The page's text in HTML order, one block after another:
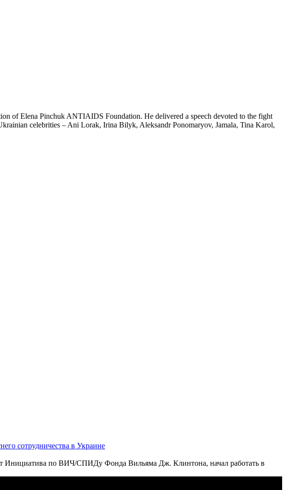
of Elena Pinchuk ANTIAIDS Foundation. He delivered a speech devoted to the fight
celebrities – Ani Lorak, Irina Bilyk, Aleksandr Ponomaryov, Jamala, Tina Karol,
сотрудничества в Украине
по ВИЧ/СПИДу Фонда Вильяма Дж. Клинтона, начал работать в